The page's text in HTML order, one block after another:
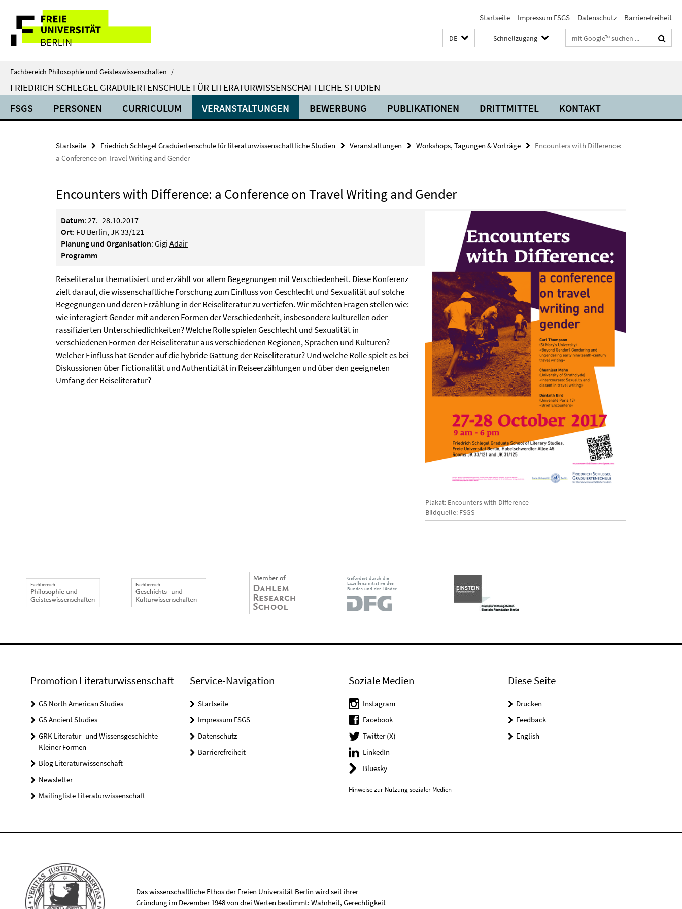
direkt
Inhalt
Service-
Navigation
Startseite Impressum FSGS Datenschutz Barrierefreiheit
DE Schnellzugang Suchbegriffe
Fachbereich Philosophie und Geisteswissenschaften /
FRIEDRICH SCHLEGEL GRADUIERTENSCHULE FÜR LITERATURWISSENSCHAFTLICHE STUDIEN
FSGS PERSONEN CURRICULUM VERANSTALTUNGEN BEWERBUNG PUBLIKATIONEN DRITTMITTEL KONTAKT
Startseite Friedrich Schlegel Graduiertenschule für literaturwissenschaftliche Studien Veranstaltungen Workshops, Tagungen & Vorträge
Encounters with Difference:
a Conference on Travel Writing and Gender
Encounters with Difference: a Conference on Travel Writing and Gender
Plakat: Encounters with Difference
Bildquelle: FSGS
Datum: 27.–28.10.2017
Ort: FU Berlin, JK 33/121
Planung und Organisation: Gigi Adair
Programm
Reiseliteratur thematisiert und erzählt vor allem Begegnungen mit Verschiedenheit. Diese Konferenz
zielt darauf, die wissenschaftliche Forschung zum Einfluss von Geschlecht und Sexualität auf solche
Begegnungen und deren Erzählung in der Reiseliteratur zu vertiefen. Wir möchten Fragen stellen wie:
wie interagiert Gender mit anderen Formen der Verschiedenheit, insbesondere kulturellen oder
rassifizierten Unterschiedlichkeiten? Welche Rolle spielen Geschlecht und Sexualität in
verschiedenen Formen der Reiseliteratur aus verschiedenen Regionen, Sprachen und Kulturen?
Welcher Einfluss hat Gender auf die hybride Gattung der Reiseliteratur? Und welche Rolle spielt es bei
Diskussionen über Fictionalität und Authentizität in Reiseerzählungen und über den geeigneten
Umfang der Reiseliteratur?
Promotion Literaturwissenschaft
GS North American Studies
GS Ancient Studies
GRK Literatur- und Wissensgeschichte
Kleiner Formen
Blog Literaturwissenschaft
Newsletter
Mailingliste Literaturwissenschaft
Service-Navigation
Startseite
Impressum FSGS
Datenschutz
Barrierefreiheit
Soziale Medien
Instagram
Facebook
Twitter (X)
LinkedIn
Bluesky
Hinweise zur Nutzung sozialer Medien
Diese Seite
Drucken
Feedback
English
Das wissenschaftliche Ethos der Freien Universität Berlin wird seit ihrer
Gründung im Dezember 1948 von drei Werten bestimmt: Wahrheit, Gerechtigkeit